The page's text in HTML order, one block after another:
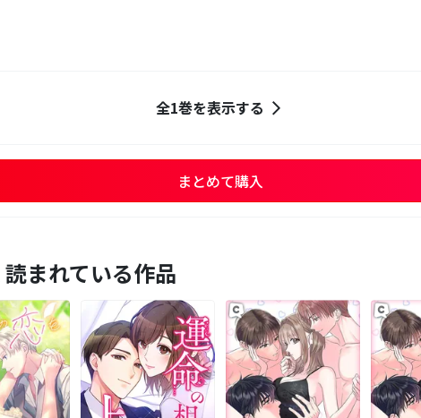
全1巻を表示する
まとめて購入
まれている作品